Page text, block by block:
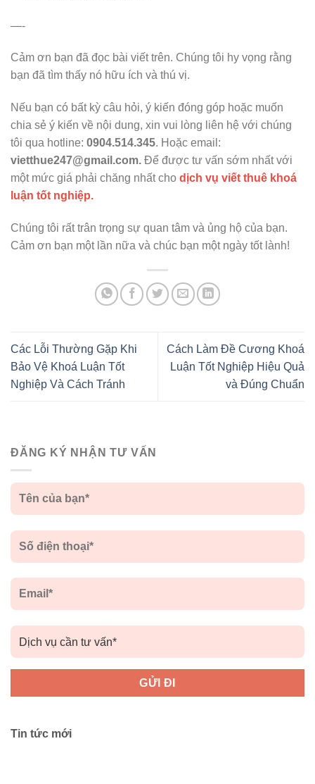
—-
Cảm ơn bạn đã đọc bài viết trên. Chúng tôi hy vọng rằng
bạn đã tìm thấy nó hữu ích và thú vị.
Nếu bạn có bất kỳ câu hỏi, ý kiến đóng góp hoặc muốn
chia sẻ ý kiến về nội dung, xin vui lòng liên hệ với chúng
tôi qua hotline: 0904.514.345. Hoặc email:
vietthue247@gmail.com. Để được tư vấn sớm nhất với
một mức giá phải chăng nhất cho dịch vụ viết thuê khoá
luận tốt nghiệp.
Chúng tôi rất trân trọng sự quan tâm và ủng hộ của bạn.
Cảm ơn bạn một lần nữa và chúc bạn một ngày tốt lành!
Các Lỗi Thường Gặp Khi
Bảo Vệ Khoá Luận Tốt
Nghiệp Và Cách Tránh
Cách Làm Đề Cương Khoá
Luận Tốt Nghiệp Hiệu Quả
và Đúng Chuẩn
ĐĂNG KÝ NHẬN TƯ VẤN
Tin tức mới